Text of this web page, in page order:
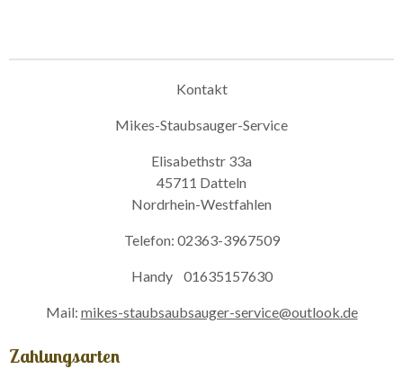
Kontakt
Mikes-Staubsauger-Service
Elisabethstr 33a
45711 Datteln
Nordrhein-Westfahlen
Telefon: 02363-3967509
Handy 01635157630
Mail: mikes-staubsaubsauger-service@outlook.de
Zahlungsarten